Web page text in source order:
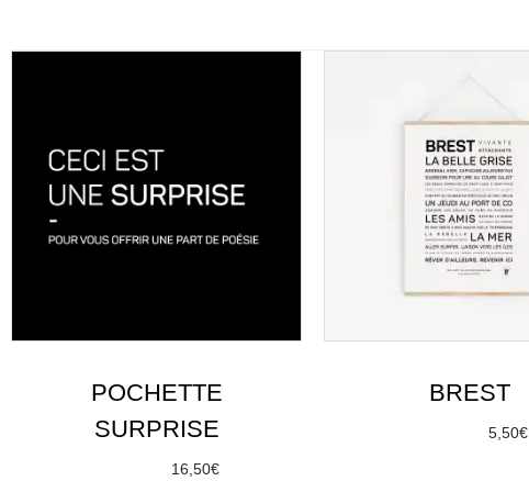
POCHETTE
SURPRISE
16,50€
BREST
5,50€